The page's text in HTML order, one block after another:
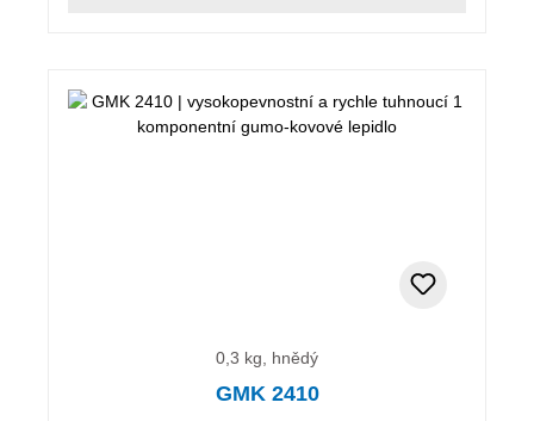
0,3 kg, hnědý
GMK 2410